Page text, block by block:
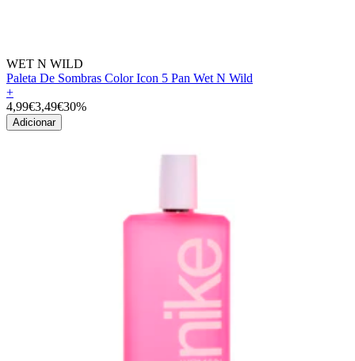
WET N WILD
Paleta De Sombras Color Icon 5 Pan Wet N Wild
+
4,99€3,49€30%
Adicionar